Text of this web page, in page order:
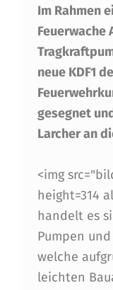
E
G
E
R
Ä
T
E
F
Ü
R
5
Im Rahmen
Feuerwache
neue KDF1
gesegnet
Larcher an
<img
height=314
handelt es
Pumpen
welche
leichten